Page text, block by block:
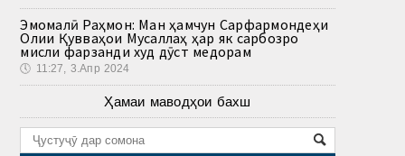
Эмомалӣ Раҳмон: Ман ҳамчун Сарфармондеҳи
Олии Қувваҳои Мусаллаҳ ҳар як сарбозро
мисли фарзанди худ дӯст медорам
🕔 11:27, 3.Апр 2024
Ҳамаи маводҳои бахш